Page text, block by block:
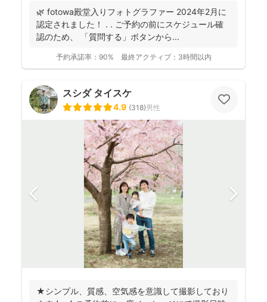
🌿 fotowa殿堂入りフォトグラファー 2024年2月に
認定されました！ . . ご予約の前にスケジュール確
認のため、 「質問する」ボタンから...
予約承諾率： 90% 最終アクティブ： 3時間以内
スシダ タイスケ
4.9 (318)男性
★シンプル、質感、空気感を意識して撮影しており